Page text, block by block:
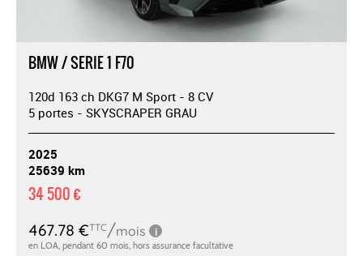
BMW / SERIE 1 F70
120d 163 ch DKG7 M Sport - 8 CV
5 portes - SKYSCRAPER GRAU
2025
25639 km
34 500 €